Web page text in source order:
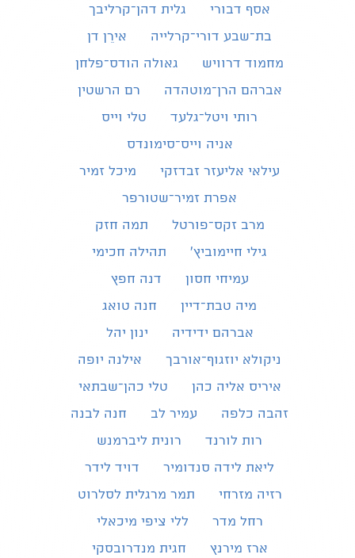
אסף דבורי
גלית דהן־קרליבך
בת־שבע דורי־קרלייה
אירֵן דן
מחמוד דרוויש
גאולה הודס־פלחן
אברהם הרן־מוטהדה
רם הרשטין
רותי ויטל־גלעד
טלי וייס
אניה וייס־סימונדס
עילאי אליעזר זבדזקי
מיכל זמיר
אפרת זמיר־שטורפר
מרב זקס־פורטל
תמה חזק
גילי חיימוביץ'
תהילה חכימי
עמיחי חסון
דנה חפץ
מיה טבת־דיין
חנה טואג
אברהם ידידיה
ינון יהל
ניקולא יוזגוף־אורבך
אילנה יופה
איריס אליה כהן
טלי כהן־שבתאי
זהבה כלפה
עמיר לב
חנה לבנה
רות לורנד
רונית ליברמנש
ליאת לידה סנדומיר
דויד לידר
רזיה מזרחי
תמר מרגלית לסלרוט
רחל מדר
ללי ציפי מיכאלי
ארז מירנץ
חגית מנדרובסקי